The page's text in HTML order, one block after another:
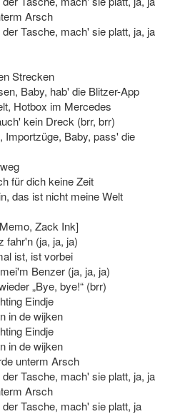
Arsch
Tasche, mach' sie platt, ja, ja
Strecken
Baby, hab' die Blitzer-App
Hotbox im Mercedes
kein Dreck (brr, brr)
Importzüge, Baby, pass' die
für dich keine Zeit
das ist nicht meine Welt
Zack Ink]
fahr'n (ja, ja, ja)
ist, ist vorbei
Benzer (ja, ja, ja)
„Bye, bye!“ (brr)
Eindje
in de wijken
Eindje
in de wijken
unterm Arsch
Tasche, mach' sie platt, ja, ja
Arsch
Tasche, mach' sie platt, ja